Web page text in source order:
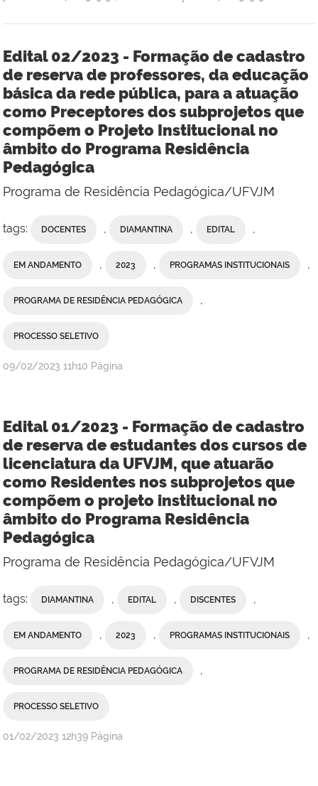
Edital 02/2023 - Formação de cadastro
de reserva de professores, da educação
básica da rede pública, para a atuação
como Preceptores dos subprojetos que
compõem o Projeto Institucional no
âmbito do Programa Residência
Pedagógica
Programa de Residência Pedagógica/UFVJM
tags: DOCENTES , DIAMANTINA , EDITAL ,
EM ANDAMENTO , 2023 , PROGRAMAS INSTITUCIONAIS ,
PROGRAMA DE RESIDÊNCIA PEDAGÓGICA ,
PROCESSO SELETIVO
publicado
09/02/2023 11h10 Página
Edital 01/2023 - Formação de cadastro
de reserva de estudantes dos cursos de
licenciatura da UFVJM, que atuarão
como Residentes nos subprojetos que
compõem o projeto institucional no
âmbito do Programa Residência
Pedagógica
Programa de Residência Pedagógica/UFVJM
tags: DIAMANTINA EDITAL DISCENTES
EM ANDAMENTO 2023 PROGRAMAS INSTITUCIONAIS
PROGRAMA DE RESIDÊNCIA PEDAGÓGICA
PROCESSO SELETIVO
publicado
01/02/2023 12h39 Página